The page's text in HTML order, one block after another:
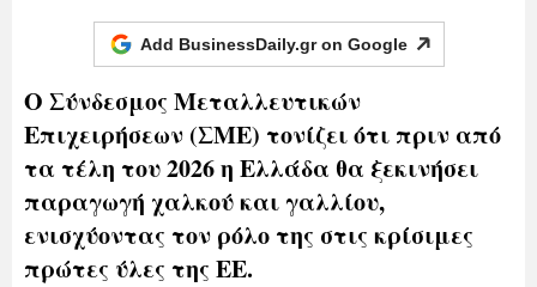
Add BusinessDaily.gr on Google
Ο Σύνδεσμος Μεταλλευτικών
Επιχειρήσεων (ΣΜΕ) τονίζει ότι πριν από
τα τέλη του 2026 η Ελλάδα θα ξεκινήσει
παραγωγή χαλκού και γαλλίου,
ενισχύοντας τον ρόλο της στις κρίσιμες
πρώτες ύλες της ΕΕ.